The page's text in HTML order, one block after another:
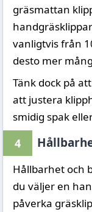
gräsmattan
vanligtvis från
desto mer
Tänk dock på
att justera
smidig spak
4
Hållbarhet och
du väljer en
påverka